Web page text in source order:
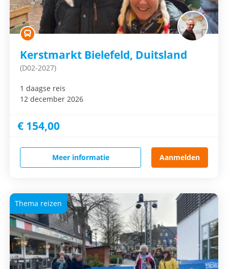
Kerstmarkt Bielefeld, Duitsland
(D02-2027)
1 daagse reis
12 december 2026
€ 154,00
Meer informatie Aanmelden
Thema reizen